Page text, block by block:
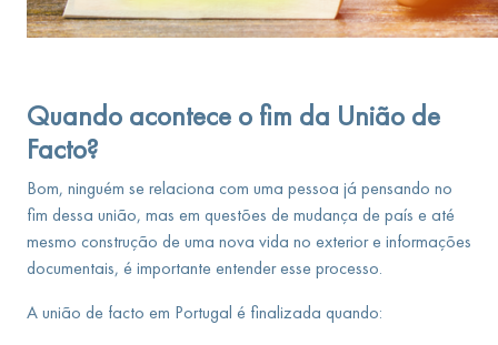
Quando acontece o fim da União de
Facto?
Bom, ninguém se relaciona com uma pessoa já pensando no
fim dessa união, mas em questões de mudança de país e até
mesmo construção de uma nova vida no exterior e informações
documentais, é importante entender esse processo.
A união de facto em Portugal é finalizada quando: